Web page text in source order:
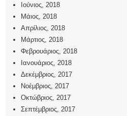
Ιούνιος, 2018
Μάιος, 2018
Απρίλιος, 2018
Μάρτιος, 2018
Φεβρουάριος, 2018
Ιανουάριος, 2018
Δεκέμβριος, 2017
Νοέμβριος, 2017
Οκτώβριος, 2017
Σεπτέμβριος, 2017